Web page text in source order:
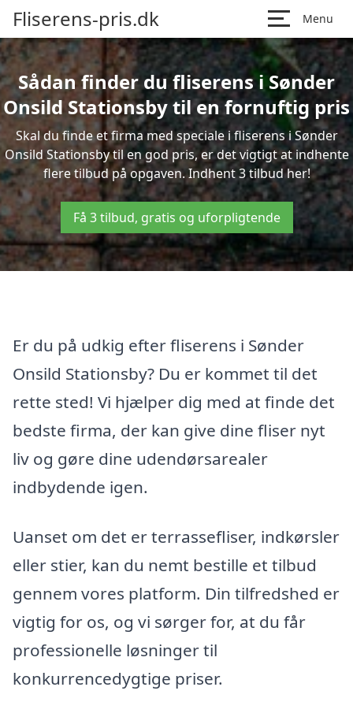
Fliserens-pris.dk Menu
Sådan finder du fliserens i Sønder
Onsild Stationsby til en fornuftig pris
Skal du finde et firma med speciale i fliserens i Sønder
Onsild Stationsby til en god pris, er det vigtigt at indhente
flere tilbud på opgaven. Indhent 3 tilbud her!
Få 3 tilbud, gratis og uforpligtende
Er du på udkig efter fliserens i Sønder
Onsild Stationsby? Du er kommet til det
rette sted! Vi hjælper dig med at finde det
bedste firma, der kan give dine fliser nyt
liv og gøre dine udendørsarealer
indbydende igen.
Uanset om det er terrassefliser, indkørsler
eller stier, kan du nemt bestille et tilbud
gennem vores platform. Din tilfredshed er
vigtig for os, og vi sørger for, at du får
professionelle løsninger til
konkurrencedygtige priser.